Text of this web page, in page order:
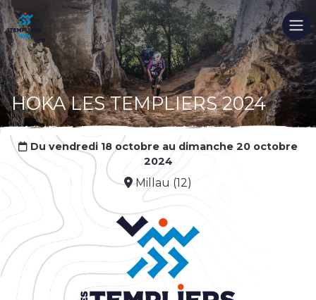
HOKA LES TEMPLIERS 2024
Du vendredi 18 octobre au dimanche 20 octobre
2024
Millau (12)